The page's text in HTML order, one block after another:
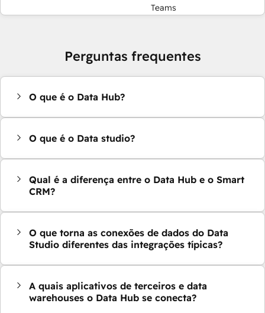
Teams
Perguntas frequentes
O que é o Data Hub?
O que é o Data studio?
Qual é a diferença entre o Data Hub e o Smart
CRM?
O que torna as conexões de dados do Data
Studio diferentes das integrações típicas?
A quais aplicativos de terceiros e data
warehouses o Data Hub se conecta?